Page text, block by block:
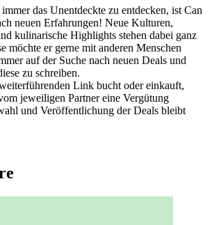
das Unentdeckte zu entdecken, ist Can
neuen Erfahrungen! Neue Kulturen,
kulinarische Highlights stehen dabei ganz
möchte er gerne mit anderen Menschen
auf der Suche nach neuen Deals und
zu schreiben.
Link bucht oder einkauft,
jeweiligen Partner eine Vergütung
und Veröffentlichung der Deals bleibt